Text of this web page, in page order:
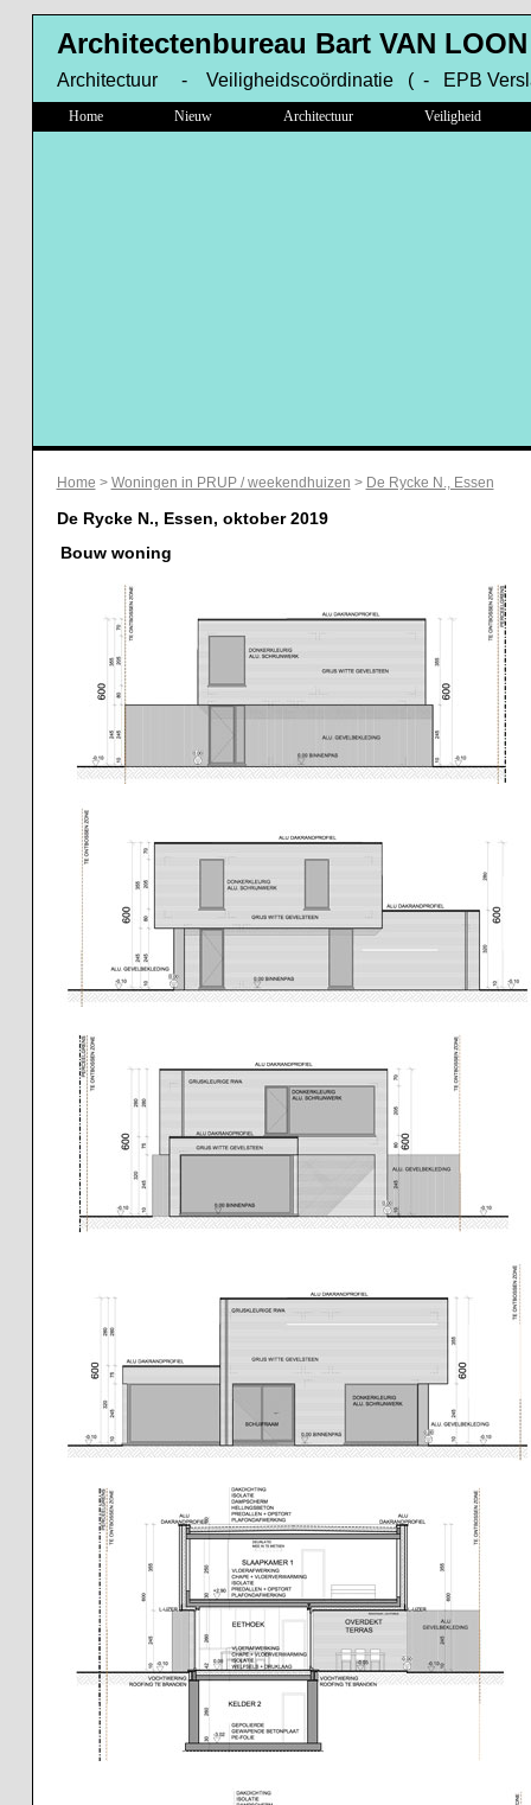
Architectenbureau Bart VAN
Architectuur - Veiligheidscoördinatie ( - EPB
Home Nieuw Architectuur Veiligheid
Home > Woningen in PRUP / weekendhuizen > De Rycke N., Essen
De Rycke N., Essen, oktober 2019
Bouw woning